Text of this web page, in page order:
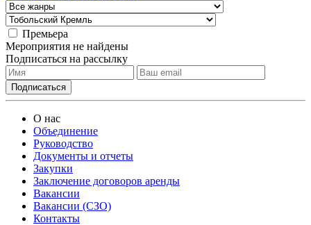
Премьера
Мероприятия не найдены
Подписаться на рассылку
О нас
Объединение
Руководство
Документы и отчеты
Закупки
Заключение договоров аренды
Вакансии
Вакансии (СЗО)
Контакты